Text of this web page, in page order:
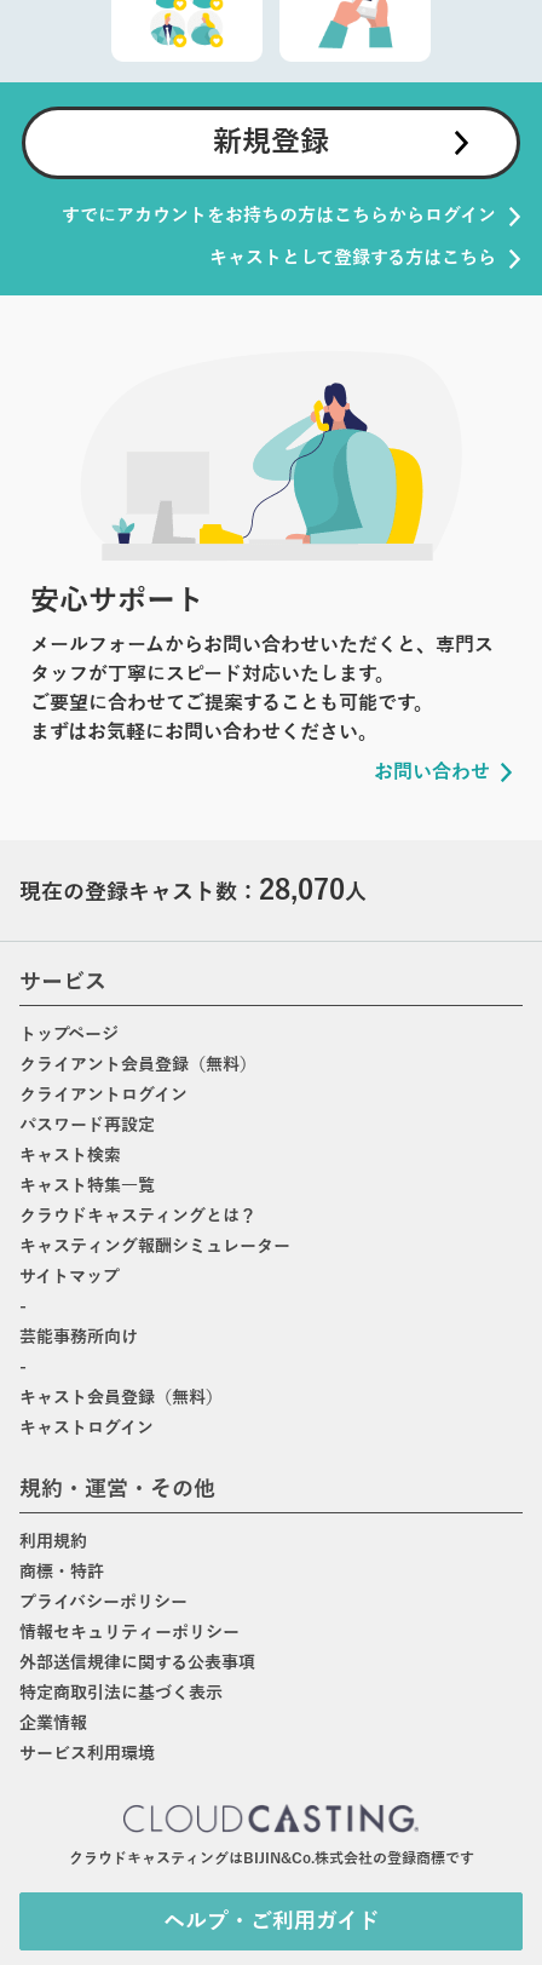
新規登録
すでにアカウントをお持ちの方はこちらからログイン
キャストとして登録する方はこちら
安心サポート
メールフォームからお問い合わせいただくと、専門ス
タッフが丁寧にスピード対応いたします。
ご要望に合わせてご提案することも可能です。
まずはお気軽にお問い合わせください。
お問い合わせ
現在の登録キャスト数： 28,070人
サービス
トップページ
クライアント会員登録（無料）
クライアントログイン
パスワード再設定
キャスト検索
キャスト特集一覧
クラウドキャスティングとは？
キャスティング報酬シミュレーター
サイトマップ
-
芸能事務所向け
-
キャスト会員登録（無料）
キャストログイン
規約・運営・その他
利用規約
商標・特許
プライバシーポリシー
情報セキュリティーポリシー
外部送信規律に関する公表事項
特定商取引法に基づく表示
企業情報
サービス利用環境
クラウドキャスティングはBIJIN&Co.株式会社の登録商標です
ヘルプ・ご利用ガイド